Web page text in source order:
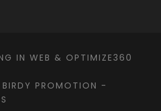
IN WEB & OPTIMIZE360
PROMOTION -